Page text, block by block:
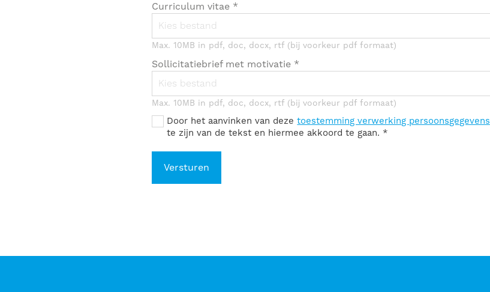
Curriculum vitae *
Kies bestand
Max. 10MB in pdf, doc, docx, rtf (bij voorkeur pdf formaat)
Sollicitatiebrief met motivatie *
Kies bestand
Max. 10MB in pdf, doc, docx, rtf (bij voorkeur pdf formaat)
Door het aanvinken van dezetoestemming verwerking persoonsgegevens
te zijn van de tekst en hiermee akkoord te gaan. *
Versturen